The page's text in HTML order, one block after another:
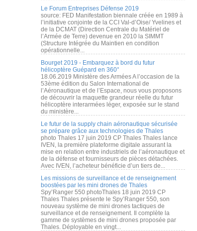
Le Forum Entreprises Défense 2019
source: FED Manifestation biennale créée en 1989 à
l’initiative conjointe de la CCI Val-d’Oise/ Yvelines et
de la DCMAT (Direction Centrale du Matériel de
l’Armée de Terre) devenue en 2010 la SIMMT
(Structure Intégrée du Maintien en condition
opérationnelle...
Bourget 2019 - Embarquez à bord du futur
hélicoptère Guépard en 360°
18.06.2019 Ministère des Armées A l’occasion de la
53ème édition du Salon International de
l’Aéronautique et de l’Espace, nous vous proposons
de découvrir la maquette grandeur réelle du futur
hélicoptère interarmées léger, exposée sur le stand
du ministère...
Le futur de la supply chain aéronautique sécurisée
se prépare grâce aux technologies de Thales
photo Thales 17 juin 2019 CP Thales Thales lance
IVEN, la première plateforme digitale assurant la
mise en relation entre industriels de l’aéronautique et
de la défense et fournisseurs de pièces détachées.
Avec IVEN, l’acheteur bénéficie d’un tiers de...
Les missions de surveillance et de renseignement
boostées par les mini drones de Thales
Spy’Ranger 550 photoThales 18 juin 2019 CP
Thales Thales présente le Spy’Ranger 550, son
nouveau système de mini drones tactiques de
surveillance et de renseignement. Il complète la
gamme de systèmes de mini drones proposée par
Thales. Déployable en vingt...